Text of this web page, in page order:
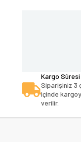
Kargo Süresi
Siparişiniz 3
içinde
verilir.